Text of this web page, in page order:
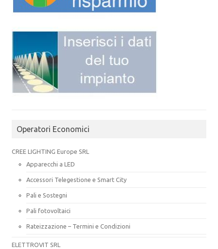
Operatori Economici
CREE LIGHTING Europe SRL
Apparecchi a LED
Accessori Telegestione e Smart City
Pali e Sostegni
Pali fotovoltaici
Rateizzazione – Termini e Condizioni
ELETTROVIT SRL